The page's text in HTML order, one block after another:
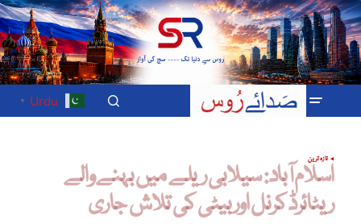
Urdu
▼
تازہ ترین
اسلام آباد: سیلابی ریلے میں بہنے والے
ریٹائرڈ کرنل اور بیٹی کی تلاش جاری